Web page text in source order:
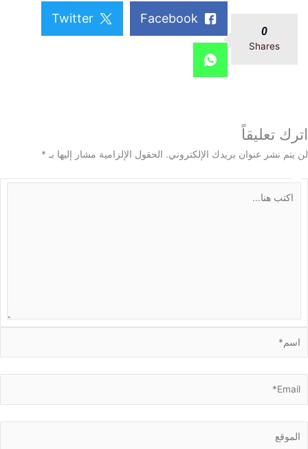
Shares
Facebook
Twitter
تعليقاً
نشر عنوان بريدك الإلكتروني. الحقول الإلزامية مشار إليها بـ*